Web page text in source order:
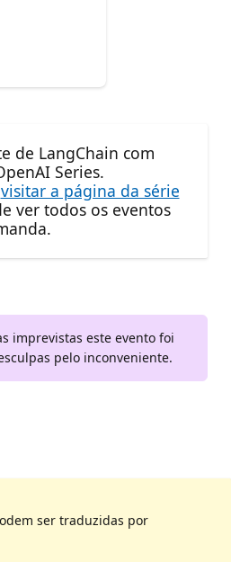
de LangChain com
Series.
visitar a página da série
ver todos os eventos
imprevistas este evento foi
pelo inconveniente.
ser traduzidas por